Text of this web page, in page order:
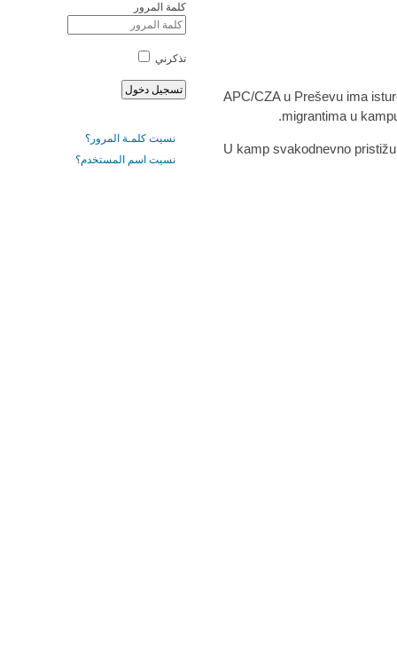
APC/CZA u Preševu ima
migrantima u
U kamp svakodnevno
كلمة المرور
تذكرني
نسيت كلمـة المرور؟
نسيت اسم المستخدم؟